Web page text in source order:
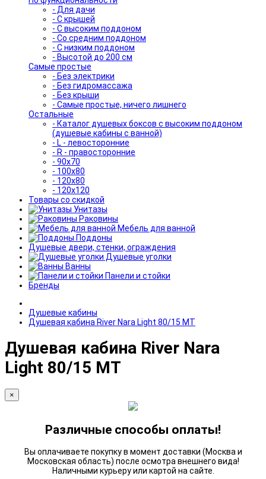
- Для дачи
- С крышей
- С высоким поддоном
- Со средним поддоном
- С низким поддоном
- Высотой до 200 см
Самые простые
- Без электрики
- Без гидромассажа
- Без крыши
- Самые простые, ничего лишнего
Остальные
- Каталог душевых боксов с высоким поддоном
(душевые кабины с ванной)
- L - левосторонние
- R - правосторонние
- 90x70
- 100x80
- 120x80
- 120x120
Товары со скидкой
Унитазы
Раковины
Мебель для ванной
Поддоны
Душевые двери, стенки, ограждения
Душевые уголки
Ванны
Панели и стойки
Бренды
Душевые кабины
Душевая кабина River Nara Light 80/15 МТ
Душевая кабина River Nara
Light 80/15 МТ
×
Различные способы оплаты!
Вы оплачиваете покупку в момент доставки (Москва и
Московская область) после осмотра внешнего вида!
Наличными курьеру или картой на сайте.